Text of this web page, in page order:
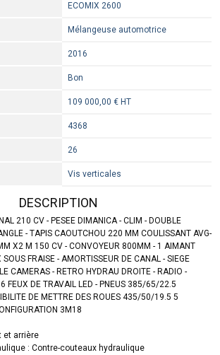
ECOMIX 2600
Mélangeuse automotrice
2016
Bon
109 000,00 € HT
4368
26
Vis verticales
DESCRIPTION
210 CV - PESEE DIMANICA - CLIM - DOUBLE
- TAPIS CAOUTCHOU 220 MM COULISSANT AVG-
X2 M 150 CV - CONVOYEUR 800MM - 1 AIMANT
FRAISE - AMORTISSEUR DE CANAL - SIEGE
CAMERAS - RETRO HYDRAU DROITE - RADIO -
6 FEUX DE TRAVAIL LED - PNEUS 385/65/22.5
DE METTRE DES ROUES 435/50/19.5 5
3M18
et arrière
: Contre-couteaux hydraulique